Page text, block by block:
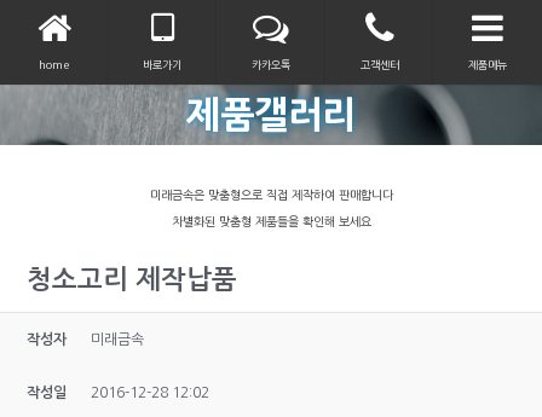
home 바로가기 카카오톡 고객센터 제품메뉴
제품갤러리
미래금속은 맞춤형으로 직접 제작하여 판매합니다
차별화된 맞춤형 제품들을 확인해 보세요
청소고리 제작납품
작성자 미래금속
작성일 2016-12-28 12:02